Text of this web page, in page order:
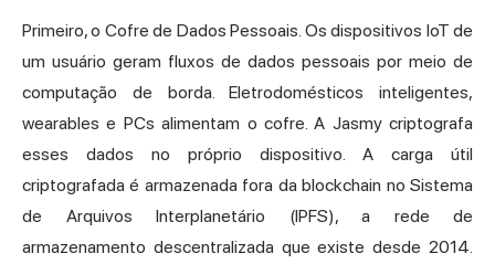
Primeiro, o Cofre de Dados Pessoais. Os dispositivos IoT de
um usuário geram fluxos de dados pessoais por meio de
computação de borda. Eletrodomésticos inteligentes,
wearables e PCs alimentam o cofre. A Jasmy criptografa
esses dados no próprio dispositivo. A carga útil
criptografada é armazenada fora da blockchain no Sistema
de Arquivos Interplanetário (IPFS), a rede de
armazenamento descentralizada que existe desde 2014.